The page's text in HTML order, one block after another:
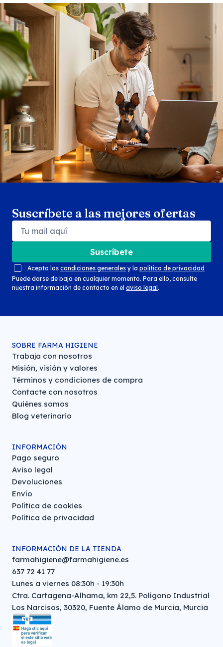
Suscríbete a las mejores ofertas
Suscríbete
Acepto las condiciones generales y la política de privacidad
Puede darse de baja en cualquier momento. Para ello, consulte
nuestra información de contacto en el aviso legal .
Search products
SOBRE FARMA HIGIENE
Trabaja con nosotros
Misión, visión y valores
Términos y condiciones de compra
Contacte con nosotros
Quiénes somos
Blog veterinario
INFORMACIÓN
Pago seguro
Aviso legal
Devoluciones
Envío
Política de cookies
Política de privacidad
INFORMACIÓN DE LA TIENDA
farmahigiene@farmahigiene.es
637 72 41 77
Lunes a viernes 08:30h - 19:30h
Ctra. Cartagena-Alhama, km 22,5. Polígono Industrial
Los Narcisos, 30320, Fuente Álamo de Murcia, Murcia